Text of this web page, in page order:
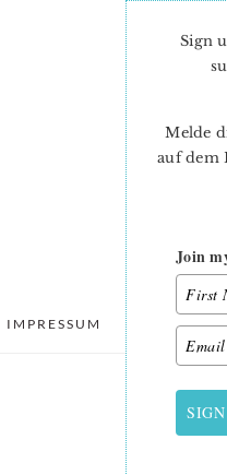
IMPRESSUM
PRIMARY
SIDEBAR
Sign
Melde
auf dem
Join